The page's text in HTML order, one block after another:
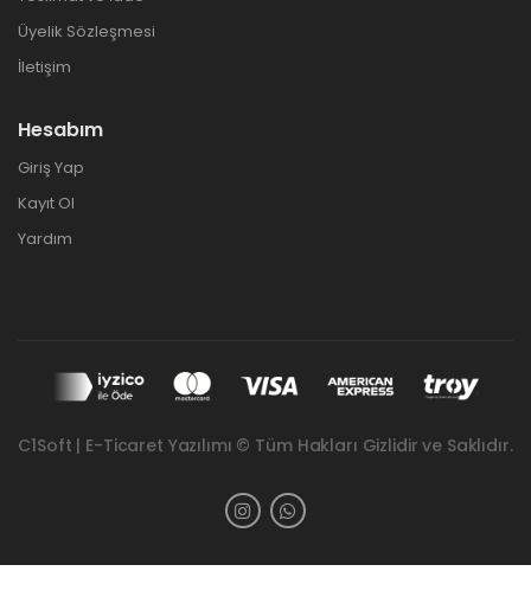
Üyelik Sözleşmesi
İletişim
Hesabım
Giriş Yap
Kayıt Ol
Yardım
C1Soft | E-Ticaret Yazılımı © Tüm Hakları Gizlidir ve Saklıdır.